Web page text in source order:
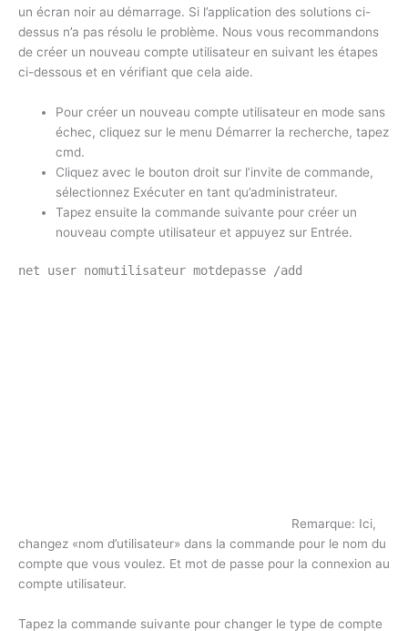
un écran noir au démarrage. Si l’application des solutions ci-
dessus n’a pas résolu le problème. Nous vous recommandons
de créer un nouveau compte utilisateur en suivant les étapes
ci-dessous et en vérifiant que cela aide.
Pour créer un nouveau compte utilisateur en mode sans
échec, cliquez sur le menu Démarrer la recherche, tapez
cmd.
Cliquez avec le bouton droit sur l’invite de commande,
sélectionnez Exécuter en tant qu’administrateur.
Tapez ensuite la commande suivante pour créer un
nouveau compte utilisateur et appuyez sur Entrée.
net user nomutilisateur motdepasse /add
Remarque: Ici,
changez «nom d’utilisateur» dans la commande pour le nom du
compte que vous voulez. Et mot de passe pour la connexion au
compte utilisateur.
Tapez la commande suivante pour changer le type de compte